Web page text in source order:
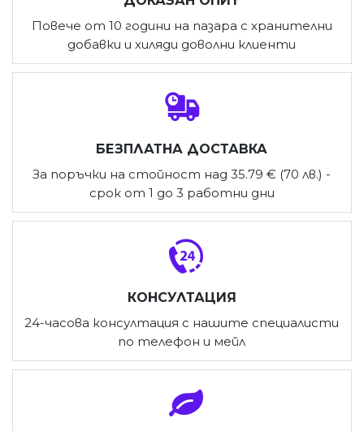
Повече от 10 години на пазара с хранителни
добавки и хиляди доволни клиенти
БЕЗПЛАТНА ДОСТАВКА
За поръчки на стойност над 35.79 € (70 лв.) -
срок от 1 до 3 работни дни
КОНСУЛТАЦИЯ
24-часова консултация с нашите специалисти
по телефон и мейл